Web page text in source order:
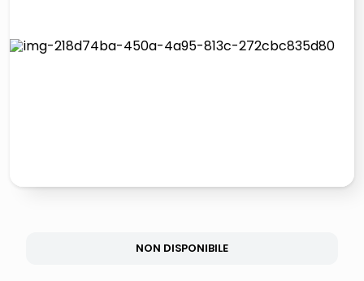
NON DISPONIBILE